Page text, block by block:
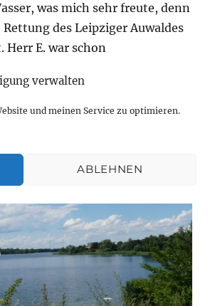
verwalten
und meinen Service zu optimieren.
ABLEHNEN
was mich sehr freute, denn
des Leipziger Auwaldes
Herr E. war schon
nur Mist produziert.